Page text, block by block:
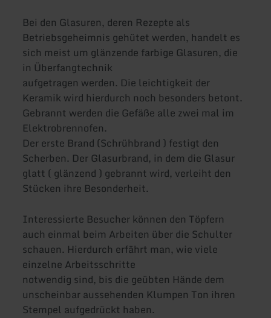
Bei den Glasuren, deren Rezepte als
Betriebsgeheimnis gehütet werden, handelt es
sich meist um glänzende farbige Glasuren, die
in Überfangtechnik
aufgetragen werden. Die leichtigkeit der
Keramik wird hierdurch noch besonders betont.
Gebrannt werden die Gefäße alle zwei mal im
Elektrobrennofen.
Der erste Brand (Schrühbrand ) festigt den
Scherben. Der Glasurbrand, in dem die Glasur
glatt ( glänzend ) gebrannt wird, verleiht den
Stücken ihre Besonderheit.
Interessierte Besucher können den Töpfern
auch einmal beim Arbeiten über die Schulter
schauen. Hierdurch erfährt man, wie viele
einzelne Arbeitsschritte
notwendig sind, bis die geübten Hände dem
unscheinbar aussehenden Klumpen Ton ihren
Stempel aufgedrückt haben.